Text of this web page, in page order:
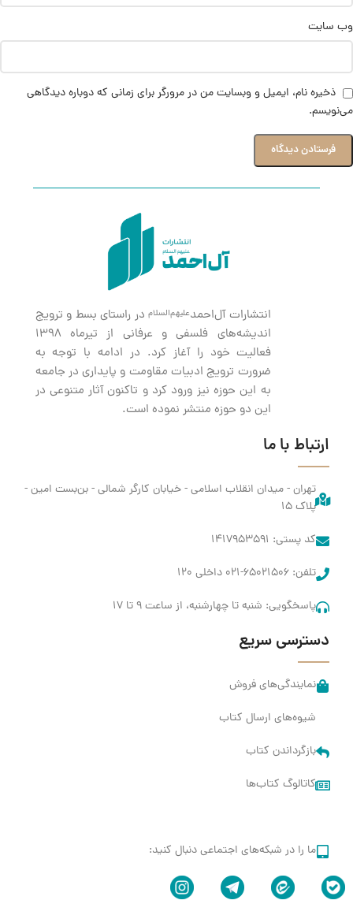
وب‌ سایت
ذخیره نام، ایمیل و وبسایت من در مرورگر برای زمانی که دوباره دیدگاهی
می‌نویسم.
انتشارات آل‌احمدعلیهم‌السلام در راستای بسط و ترویج
اندیشه‌های فلسفی و عرفانی از تیرماه ۱۳۹۸
فعالیت خود را آغاز کرد. در ادامه با توجه به
ضرورت ترویج ادبیات مقاومت و پایداری در جامعه
به این حوزه نیز ورود کرد و تاکنون آثار متنوعی در
این دو حوزه منتشر نموده است.
ارتباط با ما
تهران - میدان انقلاب اسلامی - خیابان کارگر شمالی - بن‌بست امین -
پلاک ۱۵​
کد پستی: ۱۴۱۷۹۵۳۵۹۱
تلفن: ۶۵۰۲۱۵۰۶-۰۲۱ داخلی ۱۲۰
پاسخگویی: شنبه تا چهارشنبه، از ساعت 9 تا ۱۷
دسترسی سریع
نمایندگی‌های فروش
شیوه‌های ارسال کتاب
بازگرداندن کتاب
کاتالوگ کتاب‌ها
ما را در شبکه‌های اجتماعی دنبال کنید: